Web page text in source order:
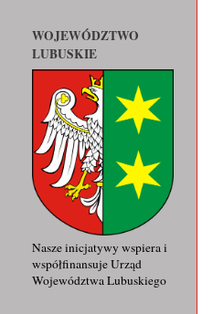
WOJEWÓDZTWO
LUBUSKIE
Nasze inicjatywy wspiera i
współfinansuje Urząd
Województwa Lubuskiego